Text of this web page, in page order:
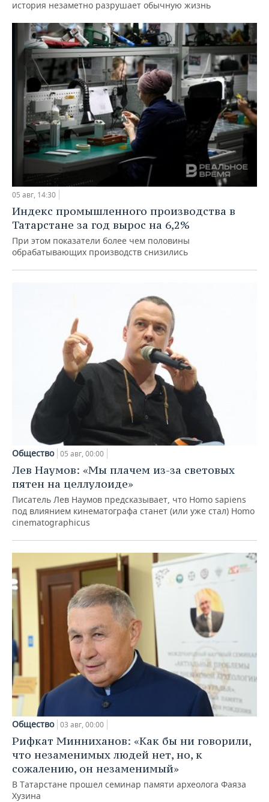
история незаметно разрушает обычную жизнь
05 авг, 14:30
Индекс промышленного производства в
Татарстане за год вырос на 6,2%
При этом показатели более чем половины
обрабатывающих производств снизились
Общество 05 авг, 00:00
Лев Наумов: «Мы плачем из-за световых
пятен на целлулоиде»
Писатель Лев Наумов предсказывает, что Homo sapiens
под влиянием кинематографа станет (или уже стал) Homo
cinematographicus
Общество 03 авг, 00:00
Рифкат Минниханов: «Как бы ни говорили,
что незаменимых людей нет, но, к
сожалению, он незаменимый»
В Татарстане прошел семинар памяти археолога Фаяза
Хузина